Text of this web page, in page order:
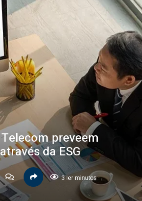
preveem
da ESG
3 ler minutos